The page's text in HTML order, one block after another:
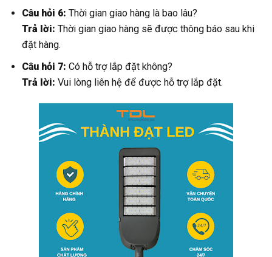
Câu hỏi 6: Thời gian giao hàng là bao lâu?
Trả lời: Thời gian giao hàng sẽ được thông báo sau khi
đặt hàng.
Câu hỏi 7: Có hỗ trợ lắp đặt không?
Trả lời: Vui lòng liên hệ để được hỗ trợ lắp đặt.